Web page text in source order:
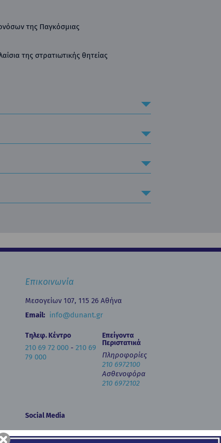
της Παγκόσμιας
της στρατιωτικής θητείας
Επικοινωνία
Μεσογείων 107, 115 26 Αθήνα
Email: info@dunant.gr
Τηλεφ. Κέντρο
210 69 72 000 - 210 69
79 000
Επείγοντα
Περιστατικά
Πληροφορίες
210 6972100
Ασθενοφόρα
210 6972102
Social Media